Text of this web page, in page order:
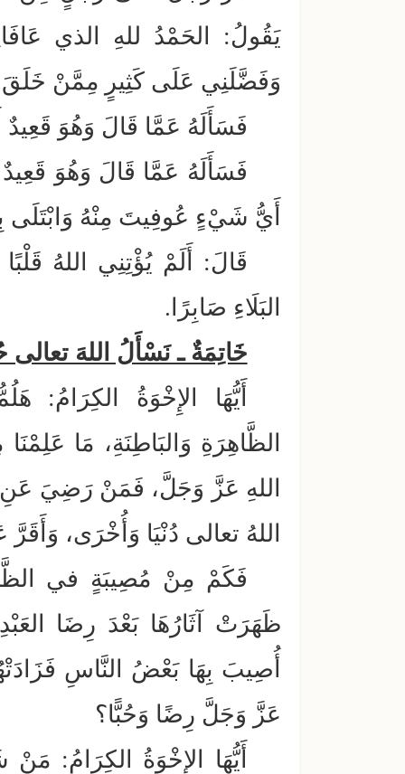
يَقُولُ: الحَمْدُ للهِ الذي
وَفَضَّلَنِي عَلَى كَثِيرٍ مِمَّنْ خَلَقَ
فَسَأَلَهُ عَمَّا قَالَ وَهُوَ
فَسَأَلَهُ عَمَّا قَالَ وَهُوَ
أَيُّ شَيْءٍ عُوفِيتَ مِنْهُ وَابْتَلَى
قَالَ: أَلَمْ يُؤْتِنِي اللهُ
البَلَاءِ صَابِرًا.
خَاتِمَةٌ ـ نَسْأَلُ اللهَ
أَيُّهَا الإِخْوَةُ الكِرَامُ:
الظَّاهِرَةِ وَالبَاطِنَةِ، مَا
اللهِ عَزَّ وَجَلَّ، فَمَنْ رَضِيَ عَنِ
اللهُ تعالى دُنْيَا وَأُخْرَى،
فَكَمْ مِنْ مُصِيبَةٍ في
ظَهَرَتْ آثَارُهَا بَعْدَ رِضَا
أُصِيبَ بِهَا بَعْضُ النَّاسِ
عَزَّ وَجَلَّ رِضًا وَحُبًّا؟
أَيُّهَا الإِخْوَةُ الكِرَامُ: